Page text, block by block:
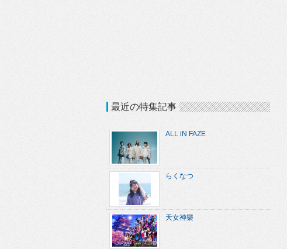
最近の特集記事
ALL iN FAZE
らくなつ
天女神樂